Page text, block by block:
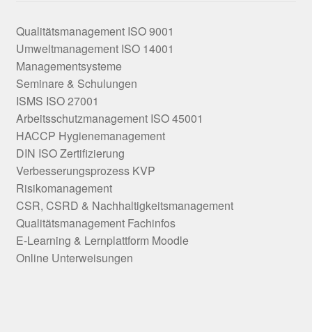
Qualitätsmanagement ISO 9001
Umweltmanagement ISO 14001
Managementsysteme
Seminare & Schulungen
ISMS ISO 27001
Arbeitsschutzmanagement ISO 45001
HACCP Hygienemanagement
DIN ISO Zertifizierung
Verbesserungsprozess KVP
Risikomanagement
CSR, CSRD & Nachhaltigkeitsmanagement
Qualitätsmanagement Fachinfos
E-Learning & Lernplattform Moodle
Online Unterweisungen